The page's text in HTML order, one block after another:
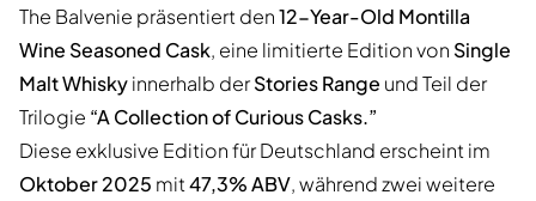
The Balvenie präsentiert den12-Year-Old Montilla
Wine Seasoned Cask, eine limitierte Edition von Single
Malt Whiskyinnerhalb derStories Range und Teil der
Trilogie “A Collection of Curious Casks.”
Diese exklusive Edition für Deutschland erscheint im
Oktober 2025 mit47,3% ABV, während zwei weitere